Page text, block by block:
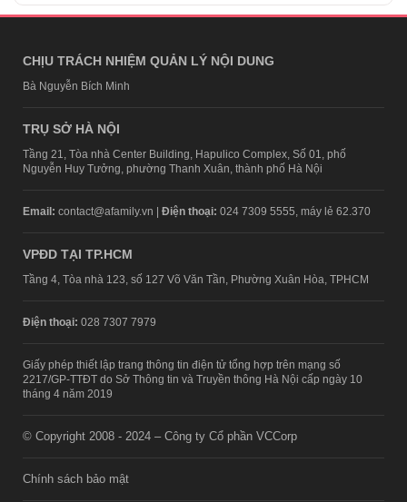
CHỊU TRÁCH NHIỆM QUẢN LÝ NỘI DUNG
Bà Nguyễn Bích Minh
TRỤ SỞ HÀ NỘI
Tầng 21, Tòa nhà Center Building, Hapulico Complex, Số 01, phố
Nguyễn Huy Tưởng, phường Thanh Xuân, thành phố Hà Nội
Email: contact@afamily.vn | Điện thoại: 024 7309 5555, máy lẻ 62.370
VPĐD TẠI TP.HCM
Tầng 4, Tòa nhà 123, số 127 Võ Văn Tần, Phường Xuân Hòa, TPHCM
Điện thoại: 028 7307 7979
Giấy phép thiết lập trang thông tin điện tử tổng hợp trên mạng số
2217/GP-TTĐT do Sở Thông tin và Truyền thông Hà Nội cấp ngày 10
tháng 4 năm 2019
© Copyright 2008 - 2024 – Công ty Cổ phần VCCorp
Chính sách bảo mật